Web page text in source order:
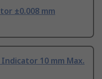
±0.008 mm
Indicator 10 mm Max.